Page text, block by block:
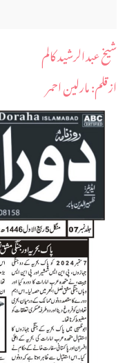
شیخ عبدالرشید کالم
ازقلم: مارلین احمر